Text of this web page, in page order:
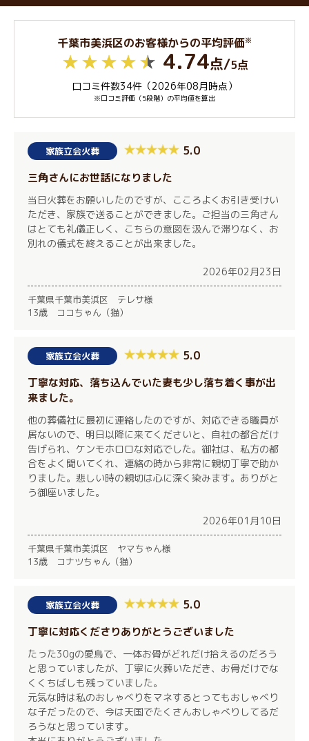
千葉市美浜区のお客様からの平均評価※
4.74点/5点
口コミ件数34件（2026年08月時点）
※口コミ評価（5段階）の平均値を算出
家族立会火葬 5.0
三角さんにお世話になりました
当日火葬をお願いしたのですが、こころよくお引き受けい
ただき、家族で送ることができました。ご担当の三角さん
はとても礼儀正しく、こちらの意図を汲んで滞りなく、お
別れの儀式を終えることが出来ました。
2026年02月23日
千葉県千葉市美浜区 テレサ様
13歳 ココちゃん（猫）
家族立会火葬 5.0
丁寧な対応、落ち込んでいた妻も少し落ち着く事が出
来ました。
他の葬儀社に最初に連絡したのですが、対応できる職員が
居ないので、明日以降に来てくださいと、自社の都合だけ
告げられ、ケンモホロロな対応でした。御社は、私方の都
合をよく聞いてくれ、連絡の時から非常に親切丁寧で助か
りました。悲しい時の親切は心に深く染みます。ありがと
う御座いました。
2026年01月10日
千葉県千葉市美浜区 ヤマちゃん様
13歳 コナツちゃん（猫）
家族立会火葬 5.0
丁寧に対応くださりありがとうございました
たった30gの愛鳥で、一体お骨がどれだけ拾えるのだろう
と思っていましたが、丁寧に火葬いただき、お骨だけでな
くくちばしも残っていました。
元気な時は私のおしゃべりをマネするとってもおしゃべり
な子だったので、今は天国でたくさんおしゃべりしてるだ
ろうなと思っています。